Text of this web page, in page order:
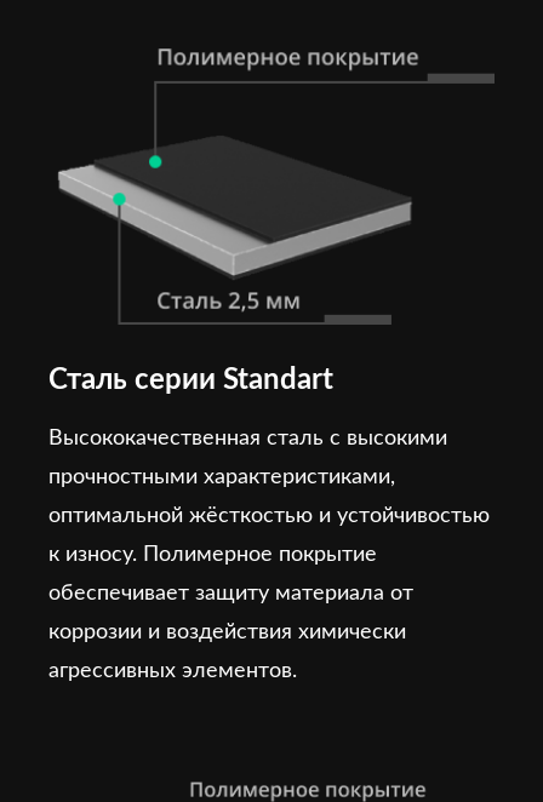
Сталь серии Standart
Высококачественная сталь с высокими
прочностными характеристиками,
оптимальной жёсткостью и устойчивостью
к износу. Полимерное покрытие
обеспечивает защиту материала от
коррозии и воздействия химически
агрессивных элементов.